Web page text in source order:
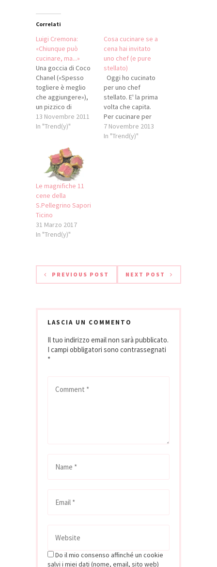
Correlati
Luigi Cremona:
«Chiunque può
cucinare, ma...»
Una goccia di Coco
Chanel («Spesso
togliere è meglio
che aggiungere»),
un pizzico di
Giorgio Armani
(«Eleganza non è
farsi ricordare») e
una presa di Jean
Anthelme Brillat-
Savarin («Quelli che
si ingozzano o che
si ubriacano non
sanno né bere né
mangiare»). Prende
forma da questi
ingredienti…
13 Novembre 2011
In "Trend(y)"
Cosa cucinare se a
cena hai invitato
uno chef (e pure
stellato)
Oggi ho cucinato
per uno chef
stellato. E' la prima
volta che capita.
Per cucinare per
una persona, in
generale, secondo
7 Novembre 2013
In "Trend(y)"
Le magnifiche 11
cene della
S.Pellegrino Sapori
Ticino
31 Marzo 2017
In "Trend(y)"
PREVIOUS POST NEXT POST
LASCIA UN COMMENTO
Il tuo indirizzo email non sarà pubblicato.
I campi obbligatori sono contrassegnati
*
Do il mio consenso affinché un cookie
salvi i miei dati (nome, email, sito web)